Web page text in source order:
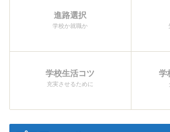
進路選択
学校か就職か
学校生活コツ
充実させるために
学